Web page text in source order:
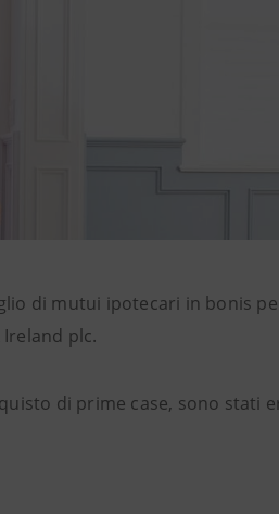
di mutui ipotecari in bonis
plc.
di prime case, sono stati